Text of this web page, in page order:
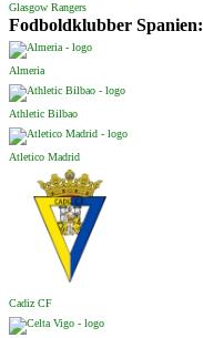
Glasgow Rangers
Fodboldklubber Spanien:
Almeria
Athletic Bilbao
Atletico Madrid
Cadiz CF